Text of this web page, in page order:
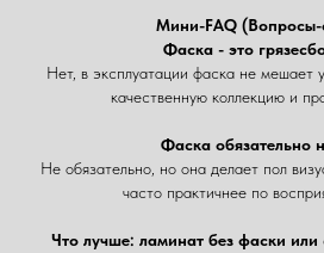
Мини-FAQ (Вопросы-
Фаска - это
Нет, в эксплуатации фаска не мешает
качественную коллекцию и
Фаска обязательно
Не обязательно, но она делает пол
часто практичнее по
Что лучше: ламинат без фаски